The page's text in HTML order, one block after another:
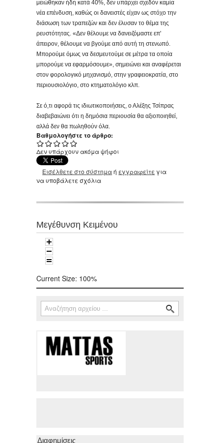
μειώθηκαν ήδη κατά 40%, δεν υπάρχει σχεδόν καμία
νέα επένδυση, καθώς οι δανειστές είχαν ως στόχο την
διάσωση των τραπεζών και δεν έλυσαν το θέμα της
ρευστότητας. «Δεν θέλουμε να δανειζόμαστε επ'
άπειρον, θέλουμε να βγούμε από αυτή τη στενωπό.
Μπορούμε όμως να δεσμευτούμε σε μέτρα τα οποία
μπορούμε να εφαρμόσουμε», σημειώνει και αναφέρεται
στον φορολογικό μηχανισμό, στην γραφειοκρατία, στο
περιουσιολόγιο, στο κτηματολόγιο κλπ.
Σε ό,τι αφορά τις ιδιωτικοποιήσεις, ο Αλέξης Τσίπρας
διαβεβαιώνει ότι η δημόσια περιουσία θα αξιοποιηθεί,
αλλά δεν θα πωληθούν όλα.
Βαθμολογήστε το άρθρο:
Δεν υπάρχουν ακόμα ψήφοι
Εισέλθετε στο σύστημαή εγγραφείτε για
να υποβάλετε σχόλια
Μεγέθυνση Κειμένου
Current Size: 100%
Φόρμα αναζήτησης
Αναζήτηση
Διαφημίσεις